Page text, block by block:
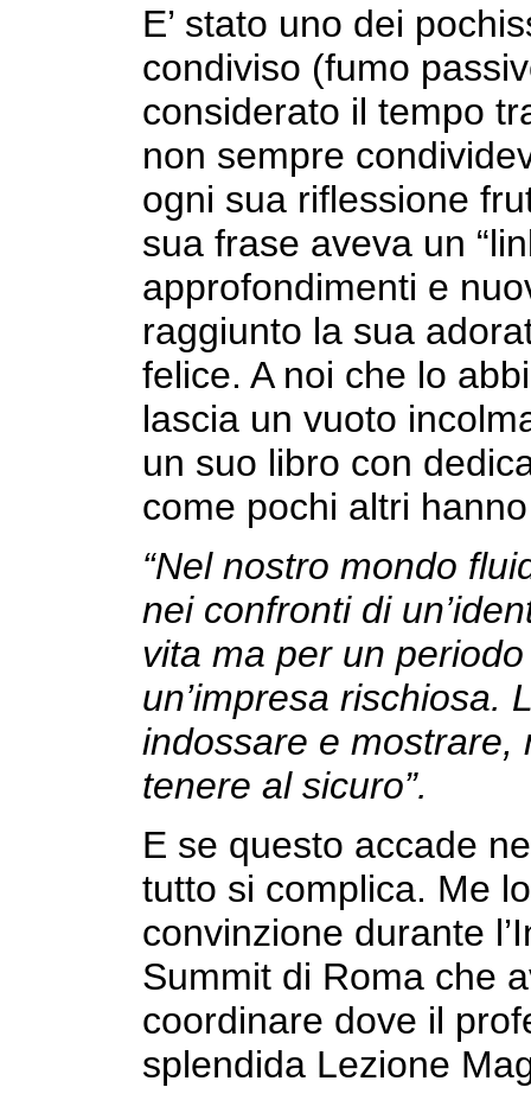
E’ stato uno dei
condiviso (fumo
considerato il tempo
non sempre
ogni sua riflessione
sua frase aveva un
approfondimenti e
raggiunto la sua
felice. A noi che lo
lascia un vuoto
un suo libro con
come pochi altri
“Nel nostro mondo
nei confronti di
vita ma per un
un’impresa rischiosa.
indossare e mostrare,
tenere al sicuro”.
E se questo accade
tutto si complica. Me
convinzione durante
Summit di Roma che
coordinare dove il
splendida Lezione